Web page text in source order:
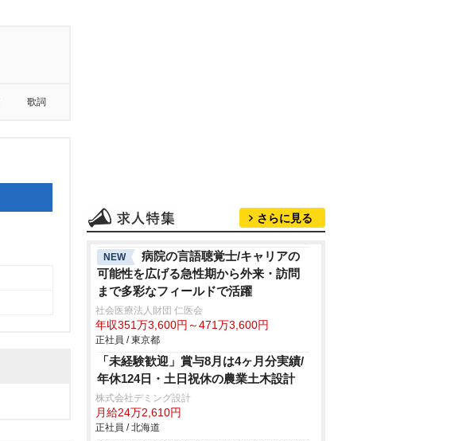
歌詞
さらに見る
NEW
病院の言語聴覚士/キャリアの
可能性を広げる急性期から外来・訪問
まで多彩なフィールドで活躍
社会医療法人財団 仁医会
年収351万3,600円～471万3,600円
正社員 / 東京都
「未経験歓迎」賞与8月は4ヶ月分実績/
年休124日・土日祝休の農業土木設計
株式会社デミング設計
月給24万2,610円
正社員 / 北海道